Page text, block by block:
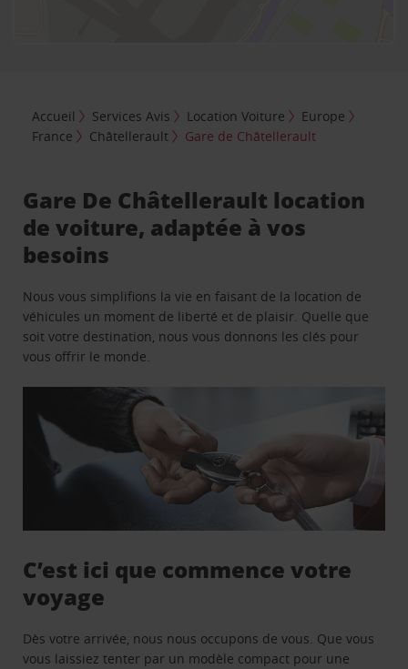
Accueil Services Avis Location Voiture
Europe
France
Châtellerault Gare de Châtellerault
Gare De Châtellerault location
de voiture, adaptée à vos
besoins
Nous vous simplifions la vie en faisant de la location de
véhicules un moment de liberté et de plaisir. Quelle que
soit votre destination, nous vous donnons les clés pour
vous offrir le monde.
C’est ici que commence votre
voyage
Dès votre arrivée, nous nous occupons de vous. Que vous
vous laissiez tenter par un modèle compact pour une